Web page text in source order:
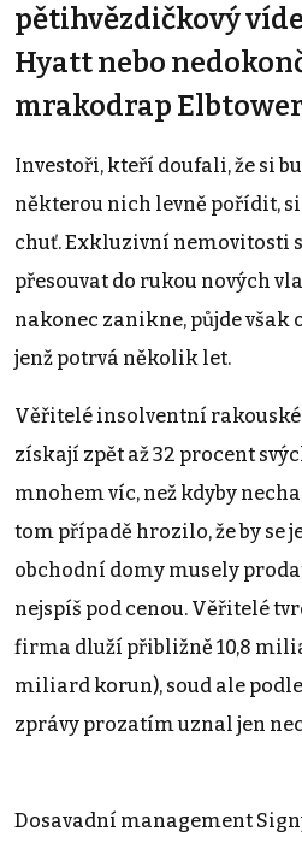
pětihvězdičkový
Hyatt nebo
mrakodrap
Investoři, kteří doufali, že si
některou nich levně pořídit,
chuť. Exkluzivní nemovitosti
přesouvat do rukou nových
nakonec zanikne, půjde však
jenž potrvá několik let.
Věřitelé insolventní
získají zpět až 32 procent
mnohem víc, než kdyby
tom případě hrozilo, že by se
obchodní domy musely
nejspíš pod cenou. Věřitelé
firma dluží přibližně 10,8
miliard korun), soud ale
zprávy prozatím uznal jen
Dosavadní management